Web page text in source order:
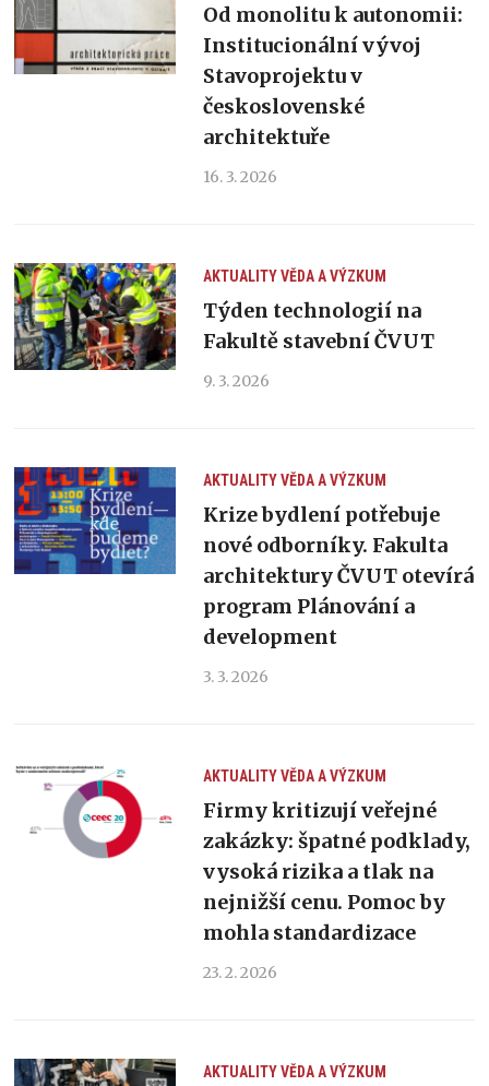
Od monolitu k autonomii:
Institucionální vývoj
Stavoprojektu v
československé
architektuře
16. 3. 2026
AKTUALITYVĚDA A VÝZKUM
Týden technologií na
Fakultě stavební ČVUT
9. 3. 2026
AKTUALITYVĚDA A VÝZKUM
Krize bydlení potřebuje
nové odborníky. Fakulta
architektury ČVUT otevírá
program Plánování a
development
3. 3. 2026
AKTUALITYVĚDA A VÝZKUM
Firmy kritizují veřejné
zakázky: špatné podklady,
vysoká rizika a tlak na
nejnižší cenu. Pomoc by
mohla standardizace
23. 2. 2026
AKTUALITYVĚDA A VÝZKUM